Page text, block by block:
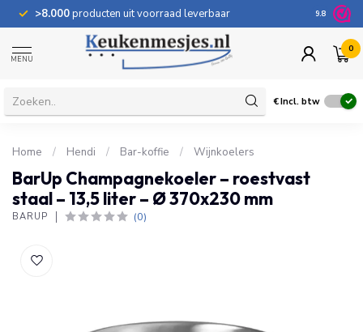
>8.000producten uit voorraad leverbaar 100
9.8
MENU
0
€Incl. btw
Home / Hendi / Bar-koffie / Wijnkoelers
BarUp Champagnekoeler – roestvast
staal – 13,5 liter – Ø 370x230 mm
BARUP (0)